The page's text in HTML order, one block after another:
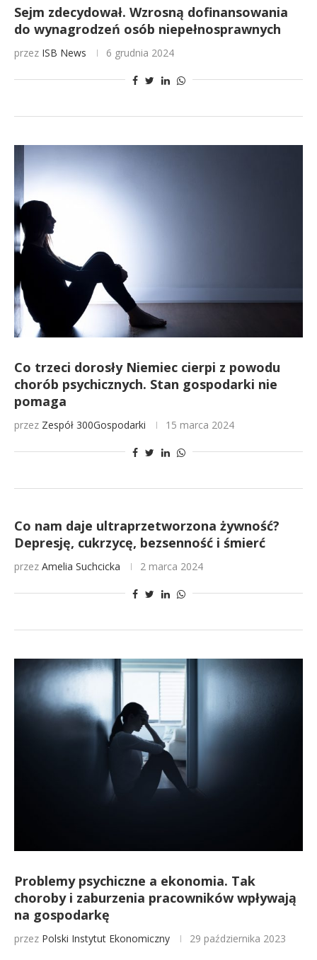
Sejm zdecydował. Wzrosną dofinansowania
do wynagrodzeń osób niepełnosprawnych
przez ISB News 6 grudnia 2024
Co trzeci dorosły Niemiec cierpi z powodu
chorób psychicznych. Stan gospodarki nie
pomaga
przez Zespół 300Gospodarki 15 marca 2024
Co nam daje ultraprzetworzona żywność?
Depresję, cukrzycę, bezsenność i śmierć
przez Amelia Suchcicka 2 marca 2024
Problemy psychiczne a ekonomia. Tak
choroby i zaburzenia pracowników wpływają
na gospodarkę
przez Polski Instytut Ekonomiczny 29 października 2023